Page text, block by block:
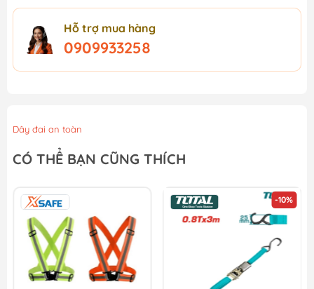
Hỗ trợ mua hàng
0909933258
Dây đai an toàn
CÓ THỂ BẠN CŨNG THÍCH
-10%